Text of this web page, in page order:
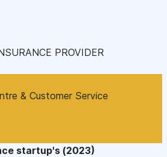
PROVIDER
& Customer Service
startup's (2023)